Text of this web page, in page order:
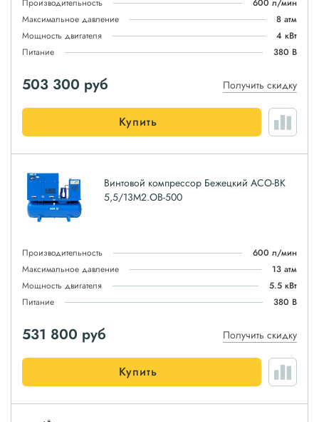
Производительность
600 л/мин
Максимальное давление
8 атм
Мощность двигателя
4 кВт
Питание
380 В
503 300 руб Получить скидку
Купить
Винтовой компрессор Бежецкий АСО-ВК
5,5/13М2.ОВ-500
Производительность
600 л/мин
Максимальное давление
13 атм
Мощность двигателя
5.5 кВт
Питание
380 В
531 800 руб Получить скидку
Купить